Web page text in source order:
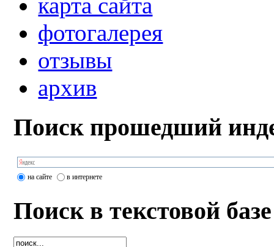
фотогалерея
отзывы
архив
Поиск прошедший
на сайте в интернете
Поиск в текстовой базе